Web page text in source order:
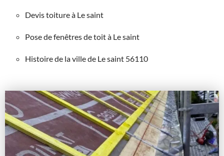
Devis toiture à Le saint
Pose de fenêtres de toit à Le saint
Histoire de la ville de Le saint 56110